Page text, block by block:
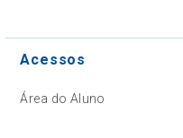
Acessos
Área do Aluno